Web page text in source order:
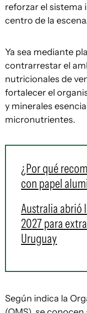
reforzar el sistema
centro de la
Ya sea mediante
contrarrestar el
nutricionales de
fortalecer el
y minerales
micronutrientes.
¿Por qué
con papel
Australia abrió
2027 para
Uruguay
Según indica la